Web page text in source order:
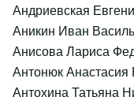
Андриевская
Аникин Иван
Анисова Лариса
Антонюк Анастасия
Антохина Татьяна